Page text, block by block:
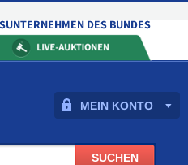
MEIN KONTO